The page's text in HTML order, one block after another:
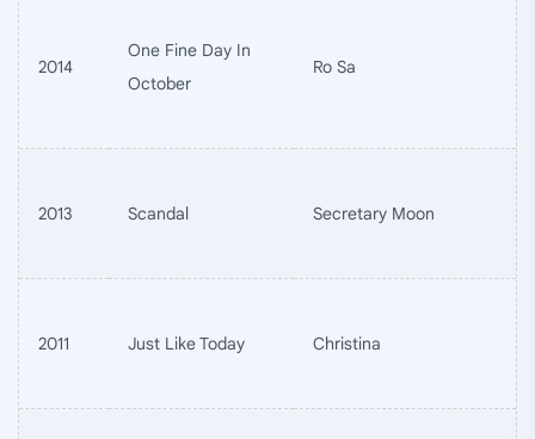
2014
One Fine Day In
October
Ro Sa
2013 Scandal Secretary Moon
2011 Just Like Today Christina